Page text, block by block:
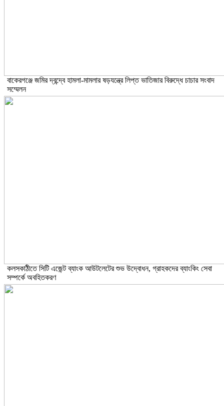
বাকেরগঞ্জে জমির দ্বন্দ্বে হামলা-মামলার ষড়যন্ত্রে লিপ্ত ভাতিজার বিরুদ্ধে চাচার সংবাদ
সম্মেলন
কলসকাঠীতে সিটি এজেন্ট ব্যাংক আউটলেটের শুভ উদ্বোধন, গ্রাহকদের ব্যাংকিং সেবা
সম্পর্কে অবহিতকরণ